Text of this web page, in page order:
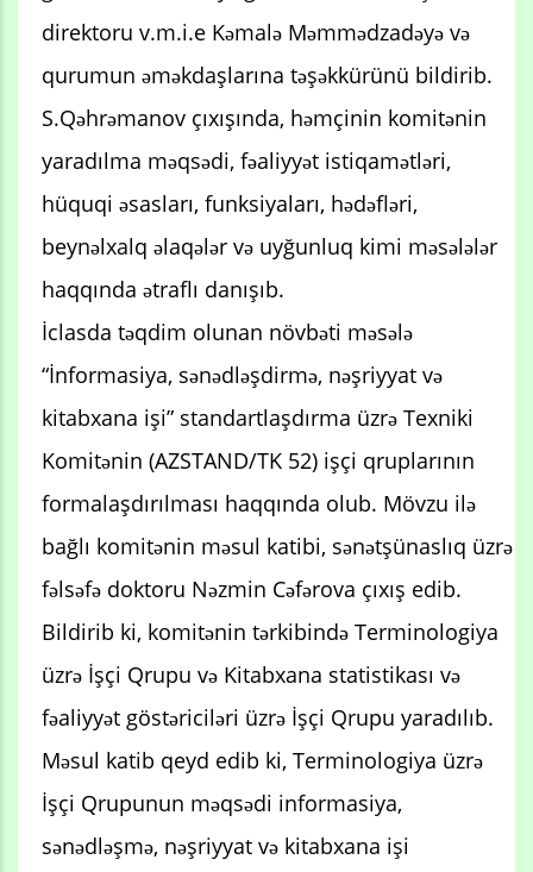
direktoru v.m.i.e Kəmalə Məmmədzadəyə və
qurumun əməkdaşlarına təşəkkürünü bildirib.
S.Qəhrəmanov çıxışında, həmçinin komitənin
yaradılma məqsədi, fəaliyyət istiqamətləri,
hüquqi əsasları, funksiyaları, hədəfləri,
beynəlxalq əlaqələr və uyğunluq kimi məsələlər
haqqında ətraflı danışıb.
İclasda təqdim olunan növbəti məsələ
“İnformasiya, sənədləşdirmə, nəşriyyat və
kitabxana işi” standartlaşdırma üzrə Texniki
Komitənin (AZSTAND/TK 52) işçi qruplarının
formalaşdırılması haqqında olub. Mövzu ilə
bağlı komitənin məsul katibi, sənətşünaslıq üzrə
fəlsəfə doktoru Nəzmin Cəfərova çıxış edib.
Bildirib ki, komitənin tərkibində Terminologiya
üzrə İşçi Qrupu və Kitabxana statistikası və
fəaliyyət göstəriciləri üzrə İşçi Qrupu yaradılıb.
Məsul katib qeyd edib ki, Terminologiya üzrə
İşçi Qrupunun məqsədi informasiya,
sənədləşmə, nəşriyyat və kitabxana işi